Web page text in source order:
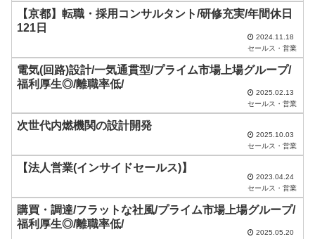
の
ま
に
て
い
。
【京都】転職・採用コンサルタント/研修充実/年間休日
121日
2024.11.18
セールス・営業
電気(回路)設計/一気通貫型/プライム市場上場グループ/
福利厚生◎/離職率低/
2025.02.13
セールス・営業
次世代内燃機関の設計開発
2025.10.03
セールス・営業
【法人営業(インサイドセールス)】
2023.04.24
セールス・営業
購買・調達/フラットな社風/プライム市場上場グループ/
福利厚生◎/離職率低/
2025.05.20